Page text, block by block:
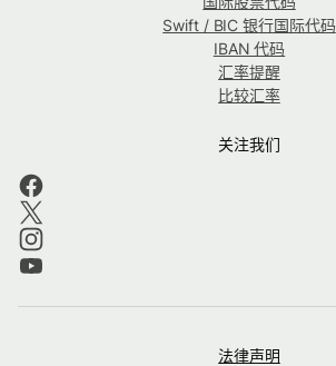
Swift / BIC 银行国际代码
IBAN 代码
汇率提醒
比较汇率
关注我们
法律声明